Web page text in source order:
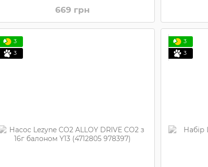
669 грн
3
3
3
3